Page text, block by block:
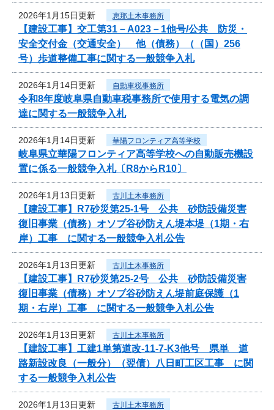
2026年1月15日更新 恵那土木事務所
【建設工事】交工第31－A023－1他号/公共 防災・
安全交付金（交通安全） 他（債務）（（国）256
号）歩道整備工事に関する一般競争入札
2026年1月14日更新 自動車税事務所
令和8年度岐阜県自動車税事務所で使用する電気の調
達に関する一般競争入札
2026年1月14日更新 華陽フロンティア高等学校
岐阜県立華陽フロンティア高等学校への自動販売機設
置に係る一般競争入札〔R8からR10〕
2026年1月13日更新 古川土木事務所
【建設工事】R7砂災第25-1号 公共 砂防設備災害
復旧事業（債務）オソブ谷砂防えん堤本堤（1期・右
岸）工事 に関する一般競争入札公告
2026年1月13日更新 古川土木事務所
【建設工事】R7砂災第25-2号 公共 砂防設備災害
復旧事業（債務）オソブ谷砂防えん堤前庭保護（1
期・右岸）工事 に関する一般競争入札公告
2026年1月13日更新 古川土木事務所
【建設工事】工建1単第道改-11-7-K3他号 県単 道
路新設改良（一般分）（翌債）八日町工区工事 に関
する一般競争入札公告
2026年1月13日更新 古川土木事務所